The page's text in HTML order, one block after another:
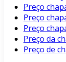
Preço
Preço
Preço
Preço da
Preço de